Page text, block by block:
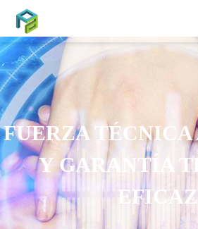
FUERZA TÉCNICA
Y GARANTÍA
EFICAZ